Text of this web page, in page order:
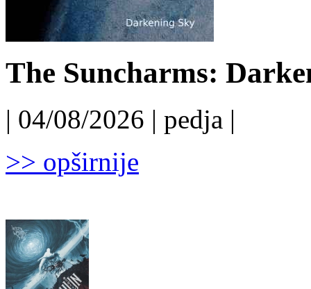
The Suncharms:
| 04/08/2026 | pedja |
>> opširnije